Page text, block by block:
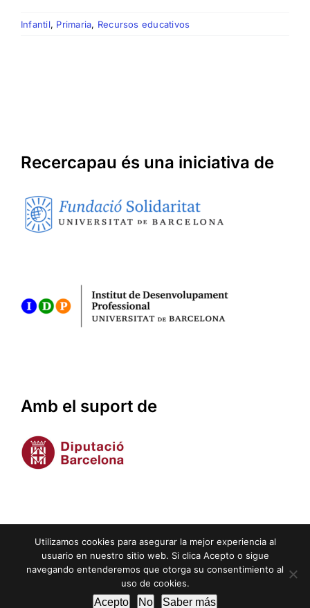
Infantil, Primaria, Recursos educativos
Recercapau és una iniciativa de
Amb el suport de
Crèdits|Avís legal|Privacitat| Cookies
MastodonInstagramYouTubePinterest
Utilitzem cookies per assegurar la millor experiència
d'usuari. Si clica OK o segueix navegant, entendrem que
atorga el seu consentiment a l'ús de cookies.
OK
Utilizamos cookies para asegurar la mejor experiencia al
usuario en nuestro sitio web. Si clica Acepto o sigue
navegando entenderemos que otorga su consentimiento al
uso de cookies.
Acepto No Saber más